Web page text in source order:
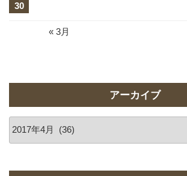
30
« 3月
アーカイブ